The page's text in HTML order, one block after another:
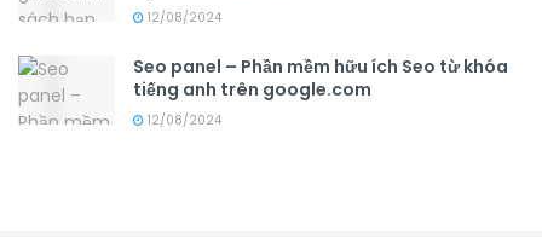
12/08/2024
Seo panel – Phần mềm hữu ích Seo từ khóa
tiếng anh trên google.com
12/08/2024